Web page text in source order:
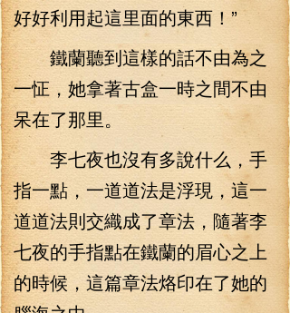
好好利用起這里面的東西！”
鐵蘭聽到這樣的話不由為之
一怔，她拿著古盒一時之間不由
呆在了那里。
李七夜也沒有多說什么，手
指一點，一道道法是浮現，這一
道道法則交織成了章法，隨著李
七夜的手指點在鐵蘭的眉心之上
的時候，這篇章法烙印在了她的